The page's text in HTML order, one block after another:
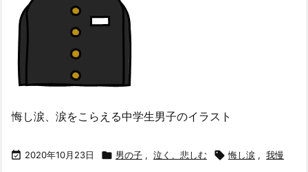
悔し涙、涙をこらえる中学生男子のイラスト
 2020年10月23日  男の子 , 泣く、悲しむ  悔し涙 , 我慢